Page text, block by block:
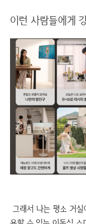
이런 사람들에게
그래서 나는 평소 거